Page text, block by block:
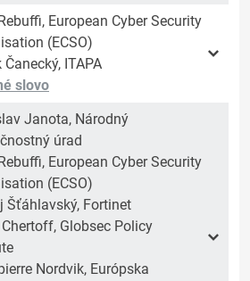
European Cyber Security
(ECSO)
Čanecký, ITAPA
slovo
Janota, Národný
úrad
European Cyber Security
(ECSO)
Šťáhlavský, Fortinet
Globsec Policy
Nordvik, Európska